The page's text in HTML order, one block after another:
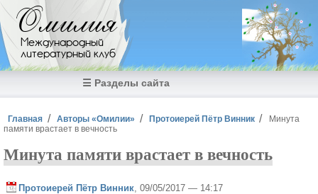
Перейти к основному содержанию
Омилия
Международный
литературный клуб
☰ Разделы сайта
Вы здесь
Главная Авторы «Омилии» Протоиерей Пётр Винник
Минута
памяти врастает в вечность
Минута памяти врастает в вечность
Протоиерей Пётр Винник , 09/05/2017 — 14:17